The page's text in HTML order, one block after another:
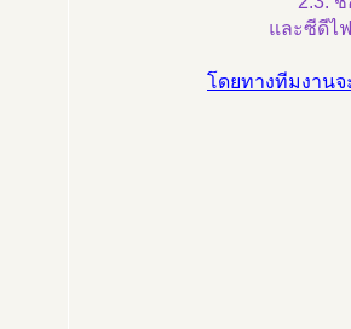
และซีดีไ
โดยทางทีมงาน